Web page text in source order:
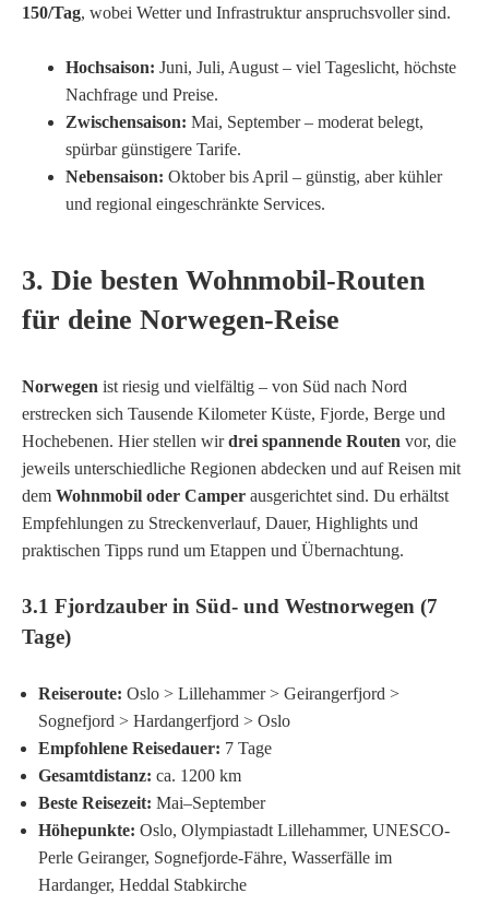
150/Tag, wobei Wetter und Infrastruktur anspruchsvoller sind.
Hochsaison: Juni, Juli, August – viel Tageslicht, höchste
Nachfrage und Preise.
Zwischensaison: Mai, September – moderat belegt,
spürbar günstigere Tarife.
Nebensaison: Oktober bis April – günstig, aber kühler
und regional eingeschränkte Services.
3. Die besten Wohnmobil-Routen
für deine Norwegen-Reise
Norwegen ist riesig und vielfältig – von Süd nach Nord
erstrecken sich Tausende Kilometer Küste, Fjorde, Berge und
Hochebenen. Hier stellen wirdrei spannende Routen vor, die
jeweils unterschiedliche Regionen abdecken und auf Reisen mit
dem Wohnmobil oder Camper ausgerichtet sind. Du erhältst
Empfehlungen zu Streckenverlauf, Dauer, Highlights und
praktischen Tipps rund um Etappen und Übernachtung.
3.1 Fjordzauber in Süd- und Westnorwegen (7
Tage)
Reiseroute: Oslo > Lillehammer > Geirangerfjord >
Sognefjord > Hardangerfjord > Oslo
Empfohlene Reisedauer: 7 Tage
Gesamtdistanz: ca. 1200 km
Beste Reisezeit: Mai–September
Höhepunkte: Oslo, Olympiastadt Lillehammer, UNESCO-
Perle Geiranger, Sognefjorde-Fähre, Wasserfälle im
Hardanger, Heddal Stabkirche